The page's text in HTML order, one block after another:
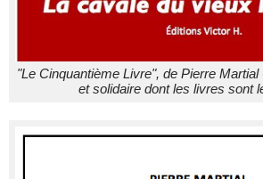
"Le Cinquantième Livre", de Pierre
et solidaire dont les livres sont